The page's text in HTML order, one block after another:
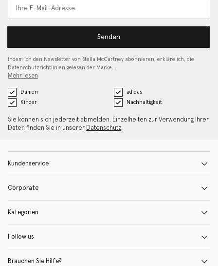
Senden
Indem ich den Newsletter von Stella McCartney abonnieren, erkläre ich, die
Datenschutzrichtlinien gelesen der Marke…
Mehr lesen
Damen
adidas
Kinder
Nachhaltigkeit
Sie können sich jederzeit abmelden. Einzelheiten zur Verwendung Ihrer
Daten finden Sie in unserer Datenschutz.
Kundenservice
Corporate
Kategorien
Follow us
Brauchen Sie Hilfe?